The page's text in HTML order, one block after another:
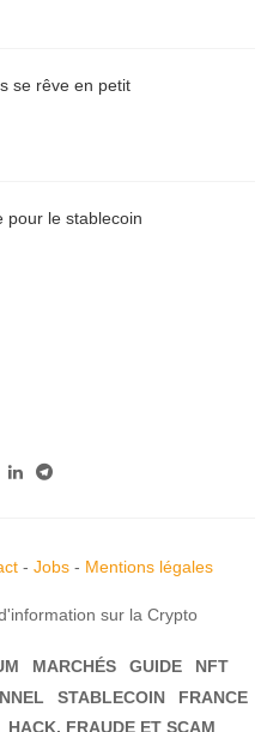
se rêve en petit
pour le stablecoin
- Jobs- Mentions légales
sur la Crypto
MARCHÉS GUIDE
NFT
STABLECOIN
FRANCE
HACK, FRAUDE ET SCAM